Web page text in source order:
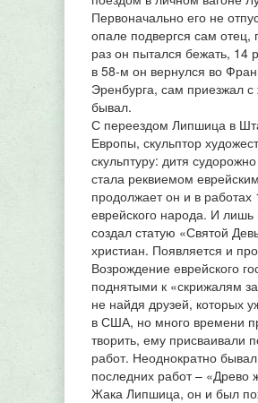
Первоначально его не
опале подвергся сам
раз он пытался бежать, 14
в 58-м он вернулся во
Эренбурга, сам приезжал
бывал.
С переездом Липшица в
Европы, скульптор
скульптуру: дитя
стала реквиемом
продолжает он и в
еврейского народа. И
создал статую «Святой
христиан. Появляется и
Возрождение еврейского
поднятыми к «скрижалям
не найдя друзей, которых
в США, но много времени
творить, ему присваивали
работ. Неоднократно
последних работ – «Древо
Жака Липшица, он и был